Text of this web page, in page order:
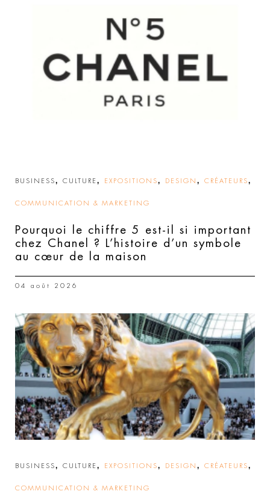
BUSINESS, CULTURE , EXPOSITIONS, DESIGN , CRÉATEURS,
COMMUNICATION & MARKETING
Pourquoi le chiffre 5 est-il si important
chez Chanel ? L’histoire d’un symbole
au cœur de la maison
04 août 2026
BUSINESS, CULTURE , EXPOSITIONS, DESIGN , CRÉATEURS,
COMMUNICATION & MARKETING